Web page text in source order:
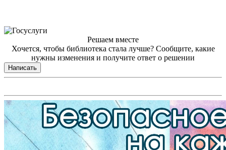
Решаем вместе
Хочется, чтобы библиотека стала лучше? Сообщите, какие
нужны изменения и получите ответ о решении
Написать